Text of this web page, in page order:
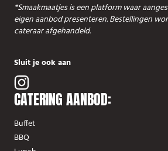
*Smaakmaatjes is een platform waar
eigen aanbod presenteren. Bestellingen
cateraar afgehandeld.
Sluit je ook aan
CATERING AANBOD:
Buffet
BBQ